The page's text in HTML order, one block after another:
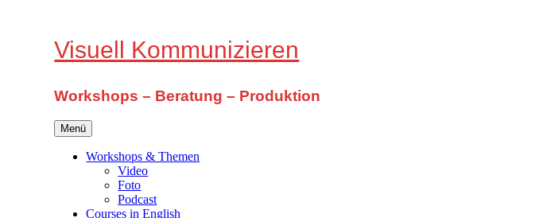
Visuell Kommunizieren
Workshops – Beratung – Produktion
Menü
Workshops & Themen
Video
Foto
Podcast
Courses in English